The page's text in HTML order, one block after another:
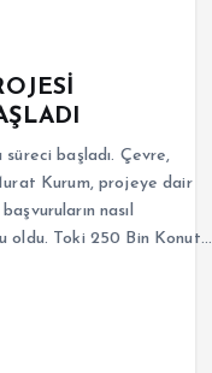
başladı. Çevre,
Kurum, projeye dair
nasıl
oldu. Toki 250 Bin Konut…